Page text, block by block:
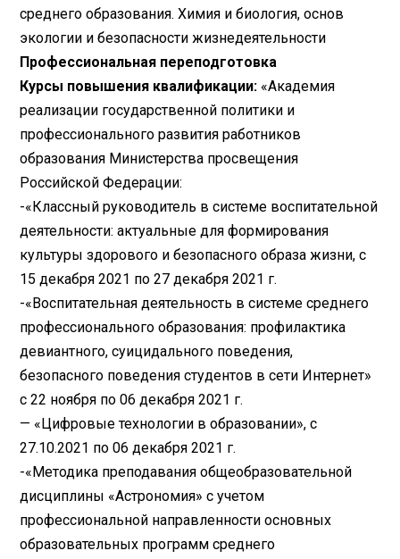
среднего образования. Химия и биология, основ
экологии и безопасности жизнедеятельности
Профессиональная переподготовка
Курсы повышения квалификации: «Академия
реализации государственной политики и
профессионального развития работников
образования Министерства просвещения
Российской Федерации:
-«Классный руководитель в системе воспитательной
деятельности: актуальные для формирования
культуры здорового и безопасного образа жизни, с
15 декабря 2021 по 27 декабря 2021 г.
-«Воспитательная деятельность в системе среднего
профессионального образования: профилактика
девиантного, суицидального поведения,
безопасного поведения студентов в сети Интернет»
с 22 ноября по 06 декабря 2021 г.
— «Цифровые технологии в образовании», с
27.10.2021 по 06 декабря 2021 г.
-«Методика преподавания общеобразовательной
дисциплины «Астрономия» с учетом
профессиональной направленности основных
образовательных программ среднего